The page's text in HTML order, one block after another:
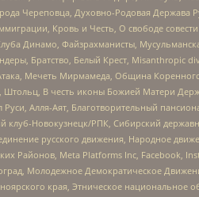
Череповца, Духовно-Родовая Держава
Кровь и Честь, О свободе
Динамо, Файзрахманисты,
Братство, Белый Крест, Misanthropic
Мечеть Мирмамеда, Община Коренного
Штольц, В честь иконы Божией Матери
Руси, Алля-Аят, Благотворительный
клуб-Новокузнецк/РПК, Сибирский
русского движения, Народное
Районов, Meta Platforms Inc, Facebook,
Молодежное Демократическое
края, Этническое